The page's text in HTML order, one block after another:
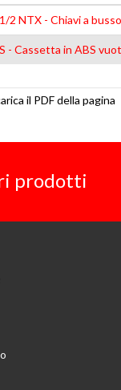
2 NTX - Chiavi a
- Cassetta in ABS
il PDF della pagina
prodotti